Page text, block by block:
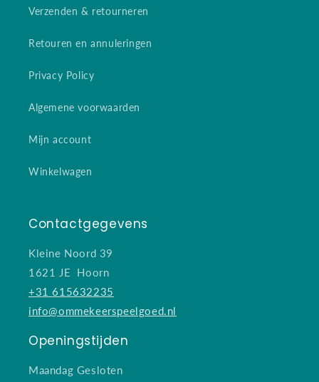
Verzenden & retourneren
Retouren en annuleringen
Privacy Policy
Algemene voorwaarden
Mijn account
Winkelwagen
Contactgegevens
Kleine Noord 39
1621 JE Hoorn
+31 615632235
info@ommekeerspeelgoed.nl
Openingstijden
Maandag Gesloten